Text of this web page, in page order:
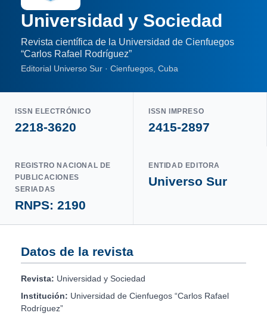
Universidad y Sociedad
Revista científica de la Universidad de Cienfuegos
“Carlos Rafael Rodríguez”
Editorial Universo Sur · Cienfuegos, Cuba
ISSN ELECTRÓNICO
2218-3620
ISSN IMPRESO
2415-2897
REGISTRO NACIONAL DE
PUBLICACIONES
SERIADAS
RNPS: 2190
ENTIDAD EDITORA
Universo Sur
Datos de la revista
Revista: Universidad y Sociedad
Institución: Universidad de Cienfuegos “Carlos Rafael
Rodríguez”